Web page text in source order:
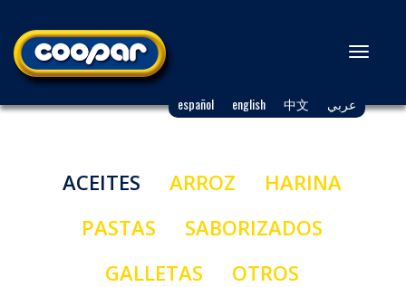
español english 中文 عربي
Toggle
ACEITES ARROZ
HARINA
PASTAS
SABORIZADOS
GALLETAS
OTROS